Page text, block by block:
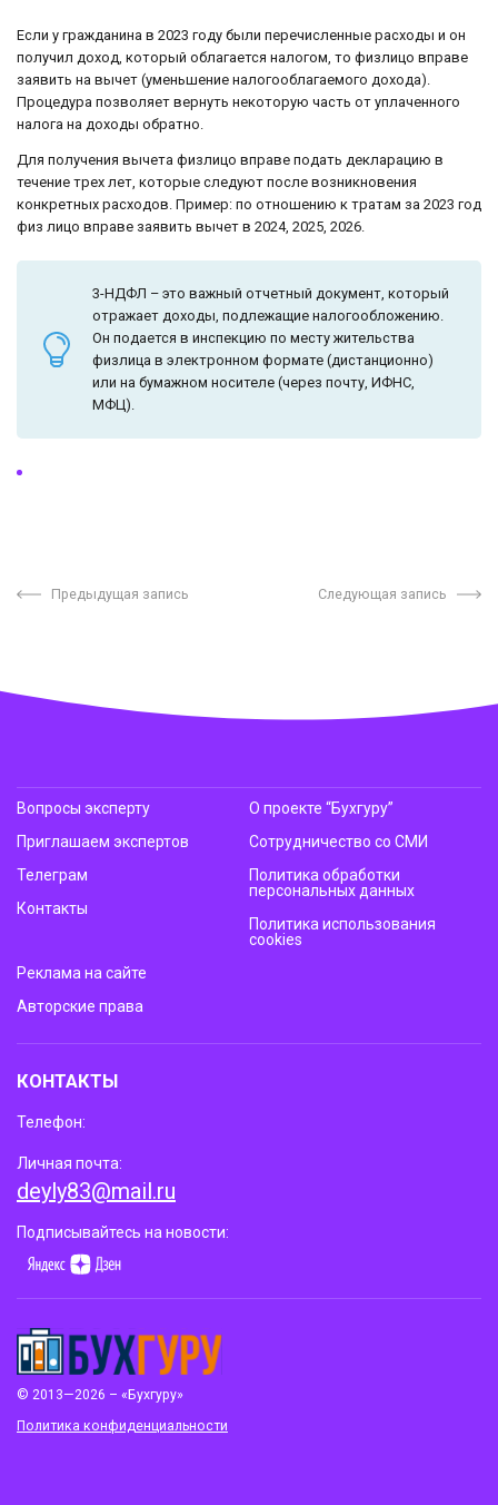
Если у гражданина в 2023 году были перечисленные расходы и он
получил доход, который облагается налогом, то физлицо вправе
заявить на вычет (уменьшение налогооблагаемого дохода).
Процедура позволяет вернуть некоторую часть от уплаченного
налога на доходы обратно.
Для получения вычета физлицо вправе подать декларацию в
течение трех лет, которые следуют после возникновения
конкретных расходов. Пример: по отношению к тратам за 2023 год
физ лицо вправе заявить вычет в 2024, 2025, 2026.
3-НДФЛ – это важный отчетный документ, который
отражает доходы, подлежащие налогообложению.
Он подается в инспекцию по месту жительства
физлица в электронном формате (дистанционно)
или на бумажном носителе (через почту, ИФНС,
МФЦ).
Предыдущая запись Следующая запись
© 2013—2026 – «Бухгуру»
Политика конфиденциальности
Вопросы эксперту
Приглашаем экспертов
Телеграм
Контакты
О проекте “Бухгуру”
Сотрудничество со СМИ
Политика обработки
персональных данных
Политика использования
cookies
Реклама на сайте
Авторские права
КОНТАКТЫ
Телефон:
Личная почта:
deyly83@mail.ru
Подписывайтесь на новости: